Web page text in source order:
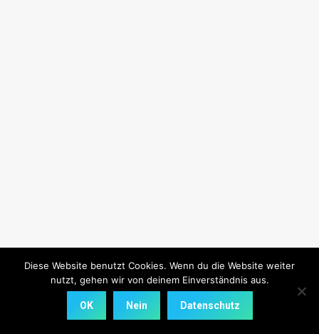
Diese Website benutzt Cookies. Wenn du die Website weiter
nutzt, gehen wir von deinem Einverständnis aus.
OK Nein Datenschutz